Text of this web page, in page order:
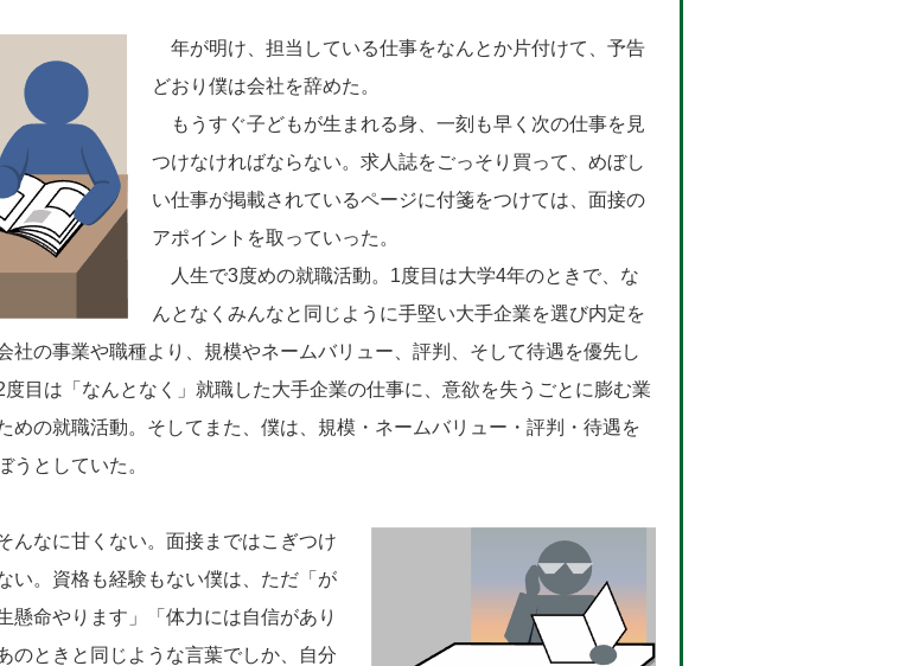
年が明け、担当している仕事をなんとか片付けて、予告
どおり僕は会社を辞めた。
もうすぐ子どもが生まれる身、一刻も早く次の仕事を見
つけなければならない。求人誌をごっそり買って、めぼし
い仕事が掲載されているページに付箋をつけては、面接の
アポイントを取っていった。
人生で3度めの就職活動。1度目は大学4年のときで、な
んとなくみんなと同じように手堅い大手企業を選び内定を
社の事業や職種より、規模やネームバリュー、評判、そして待遇を優先し
目は「なんとなく」就職した大手企業の仕事に、意欲を失うごとに膨む業
めの就職活動。そしてまた、僕は、規模・ネームバリュー・評判・待遇を
うとしていた。
んなに甘くない。面接まではこぎつけ
い。資格も経験もない僕は、ただ「が
懸命やります」「体力には自信があり
のときと同じような言葉でしか、自分